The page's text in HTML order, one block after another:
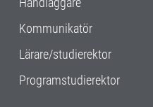
Kommunikatör
Lärare/studierektor
Programstudierektor